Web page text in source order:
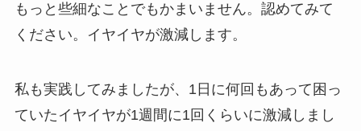
もっと些細なことでもかまいません。認めてみて
ください。イヤイヤが激減します。
私も実践してみましたが、1日に何回もあって困っ
ていたイヤイヤが1週間に1回くらいに激減しまし